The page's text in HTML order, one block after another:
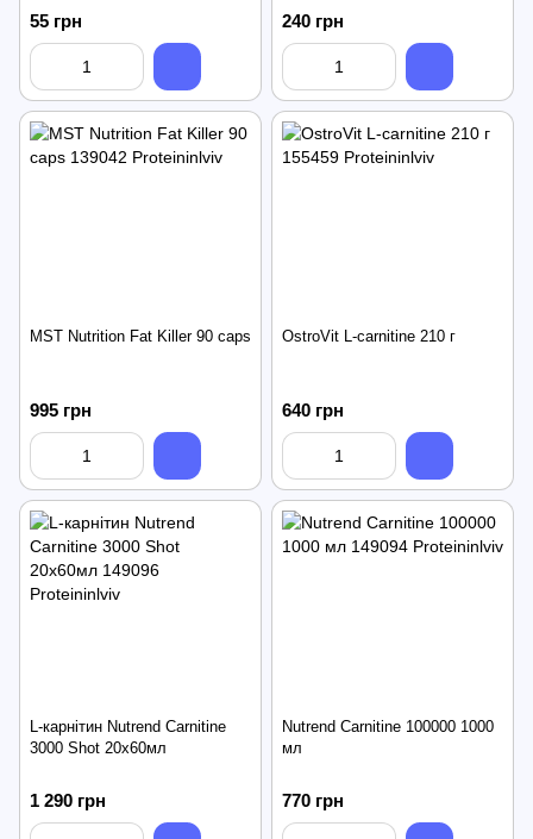
55 грн 240 грн
MST Nutrition Fat Killer 90 caps
995 грн
OstroVit L-carnitine 210 г
640 грн
L-карнітин Nutrend Carnitine
3000 Shot 20x60мл
1 290 грн
Nutrend Carnitine 100000 1000
мл
770 грн